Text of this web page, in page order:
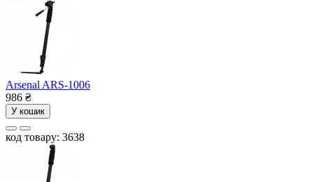
Arsenal ARS-1006
986 ₴
У кошик
код товару: 3638